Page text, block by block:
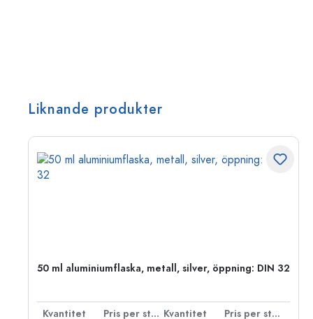
Liknande produkter
50 ml aluminiumflaska, metall, silver, öppning: DIN 32
Kvantitet Pris per styck Kvantitet
Pris per styck